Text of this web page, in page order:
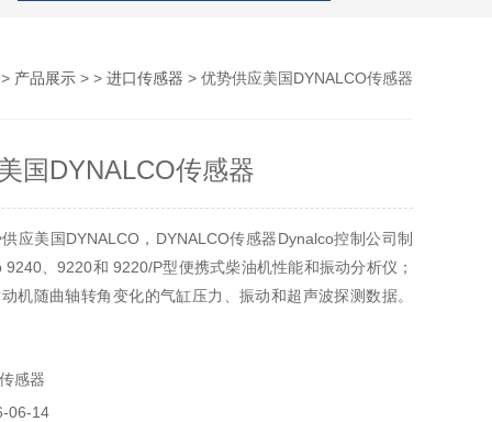
产品展示 > > 进口传感器 > 优势供应美国DYNALCO传感器
国DYNALCO传感器
应美国DYNALCO，DYNALCO传感器Dynalco控制公司制
9240、9220和 9220/P型便携式柴油机性能和振动分析仪；
机随曲轴转角变化的气缸压力、振动和超声波探测数据。
感器
06-14